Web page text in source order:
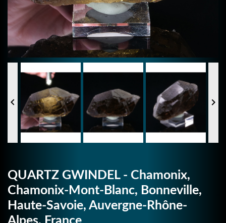
 
QUARTZ GWINDEL - Chamonix,
Chamonix-Mont-Blanc, Bonneville,
Haute-Savoie, Auvergne-Rhône-